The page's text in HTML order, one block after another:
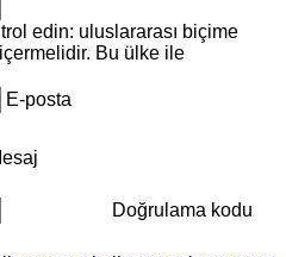
edin: uluslararası biçime
Bu ülke ile
E-posta
Doğrulama kodu